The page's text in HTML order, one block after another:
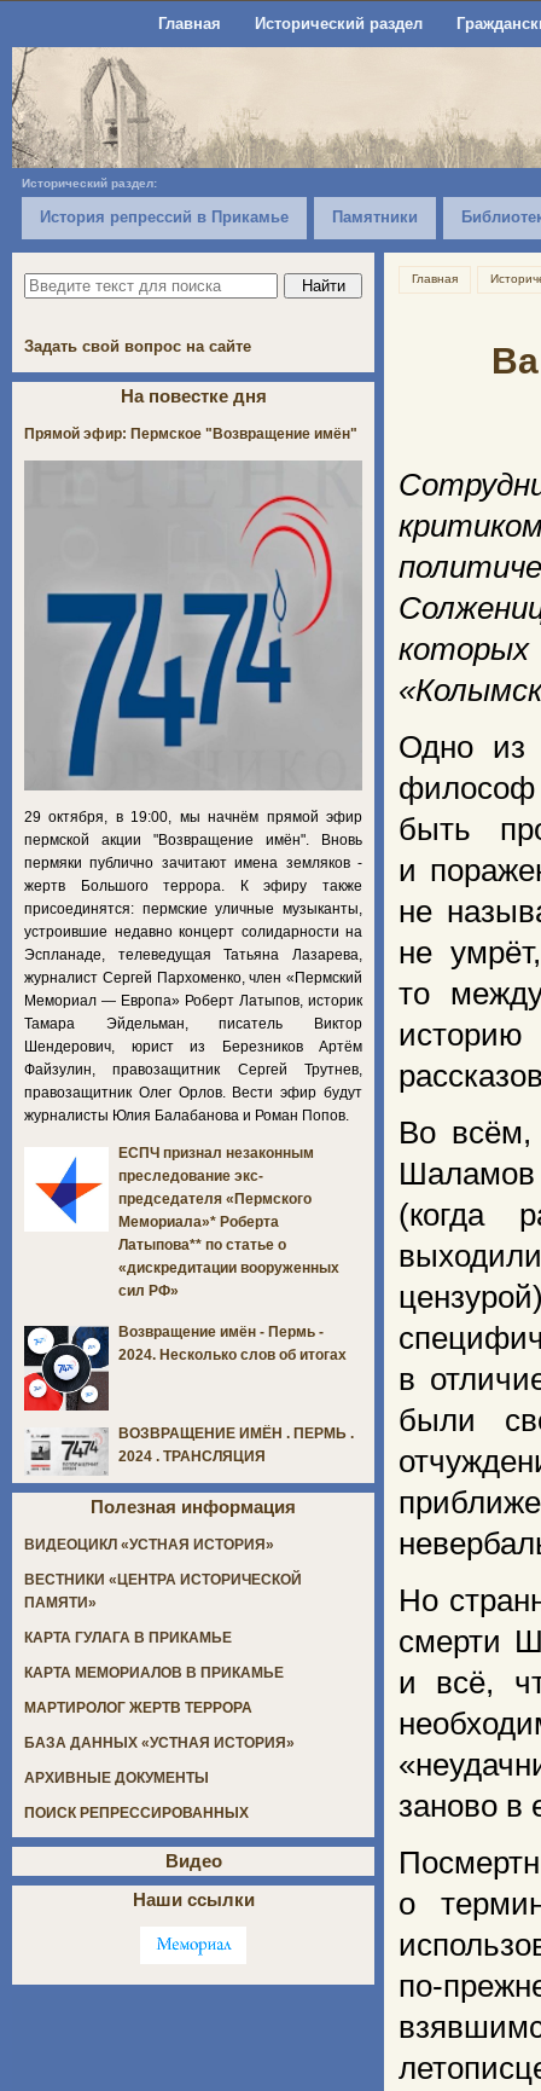
Главная Исторический раздел
Исторический раздел:
История репрессий в Прикамье Памятники
Главная
Одно из
философ
быть
и
не
не
то
Во всём,
Шаламов
(когда
в
были
Но
смерти
и всё,
заново в
о
по-
Задать свой вопрос на сайте
На повестке дня
Прямой эфир: Пермское "Возвращение имён"
29 октября, в 19:00, мы начнём прямой эфир
пермской акции "Возвращение имён". Вновь
пермяки публично зачитают имена земляков -
жертв Большого террора. К эфиру также
присоединятся: пермские уличные музыканты,
устроившие недавно концерт солидарности на
Эспланаде, телеведущая Татьяна Лазарева,
журналист Сергей Пархоменко, член «Пермский
Мемориал — Европа» Роберт Латыпов, историк
Тамара Эйдельман, писатель Виктор
Шендерович, юрист из Березников Артём
Файзулин, правозащитник Сергей Трутнев,
правозащитник Олег Орлов. Вести эфир будут
журналисты Юлия Балабанова и Роман Попов.
ЕСПЧ признал незаконным
преследование экс-
председателя «Пермского
Мемориала»* Роберта
Латыпова** по статье о
«дискредитации вооруженных
сил РФ»
Возвращение имён - Пермь -
2024. Несколько слов об итогах
ВОЗВРАЩЕНИЕ ИМЁН . ПЕРМЬ .
2024 . ТРАНСЛЯЦИЯ
Полезная информация
ВИДЕОЦИКЛ «УСТНАЯ ИСТОРИЯ»
ВЕСТНИКИ «ЦЕНТРА ИСТОРИЧЕСКОЙ
ПАМЯТИ»
КАРТА ГУЛАГА В ПРИКАМЬЕ
КАРТА МЕМОРИАЛОВ В ПРИКАМЬЕ
МАРТИРОЛОГ ЖЕРТВ ТЕРРОРА
БАЗА ДАННЫХ «УСТНАЯ ИСТОРИЯ»
АРХИВНЫЕ ДОКУМЕНТЫ
ПОИСК РЕПРЕССИРОВАННЫХ
Видео
Наши ссылки